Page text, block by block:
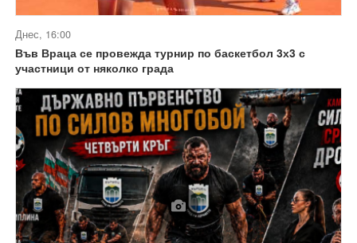
Днес, 16:00
Във Враца се провежда турнир по баскетбол 3х3 с
участници от няколко града